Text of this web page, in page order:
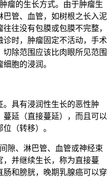
瘤的生长方式。由于肿瘤生
管、血管，如树根之长入泥
往没有包膜或包膜不完整，
时，肿瘤固定不活动，手术
除范围应该比肉眼所见范围
胞的浸润。
具有浸润性生长的恶性肿
延（直接蔓延），而且可以
（转移）。
隙、淋巴管、血管或神经束
并继续生长，称为直接蔓
和膀胱，晚期乳腺癌可以穿